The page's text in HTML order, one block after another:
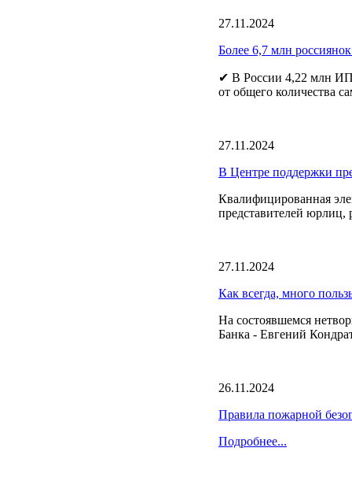
27.11.2024
Более 6,7 млн
✔ В России 4,22 млн
от общего количества
27.11.2024
В Центре поддержки
Квалифицированная
представителей
27.11.2024
Как всегда, много
На состоявшемся
Банка - Евгений
26.11.2024
Правила пожарной
Подробнее...